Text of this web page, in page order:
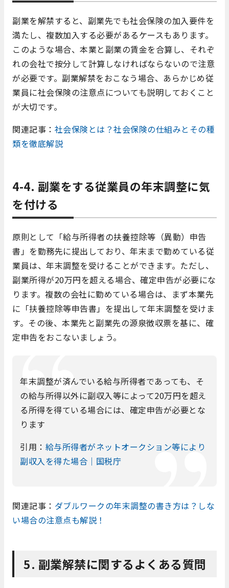
副業を解禁すると、副業先でも社会保険の加入要件を
満たし、複数加入する必要があるケースもあります。
このような場合、本業と副業の賃金を合算し、それぞ
れの会社で按分して計算しなければならないので注意
が必要です。副業解禁をおこなう場合、あらかじめ従
業員に社会保険の注意点についても説明しておくこと
が大切です。
関連記事： 社会保険とは？社会保険の仕組みとその種
類を徹底解説
4-4. 副業をする従業員の年末調整に気
を付ける
原則として「給与所得者の扶養控除等（異動）申告
書」を勤務先に提出しており、年末まで勤めている従
業員は、年末調整を受けることができます。ただし、
副業所得が20万円を超える場合、確定申告が必要にな
ります。複数の会社に勤めている場合は、まず本業先
に「扶養控除等申告書」を提出して年末調整を受けま
す。その後、本業先と副業先の源泉徴収票を基に、確
定申告をおこないましょう。
年末調整が済んでいる給与所得者であっても、そ
の給与所得以外に副収入等によって20万円を超え
る所得を得ている場合には、確定申告が必要とな
ります
引用： 給与所得者がネットオークション等により
副収入を得た場合｜国税庁
関連記事： ダブルワークの年末調整の書き方は？しな
い場合の注意点も解説！
5. 副業解禁に関するよくある質問